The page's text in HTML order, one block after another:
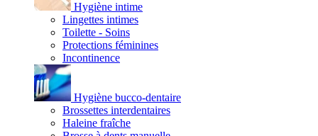
Hygiène intime
Lingettes intimes
Toilette - Soins
Protections féminines
Incontinence
Hygiène bucco-dentaire
Brossettes interdentaires
Haleine fraîche